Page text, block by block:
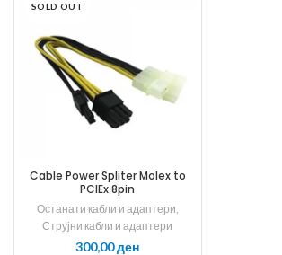
SOLD OUT
Cable Power Spliter Molex to
PCIEx 8pin
Останати кабли и адаптери
Струјни кабли и адаптери
ден